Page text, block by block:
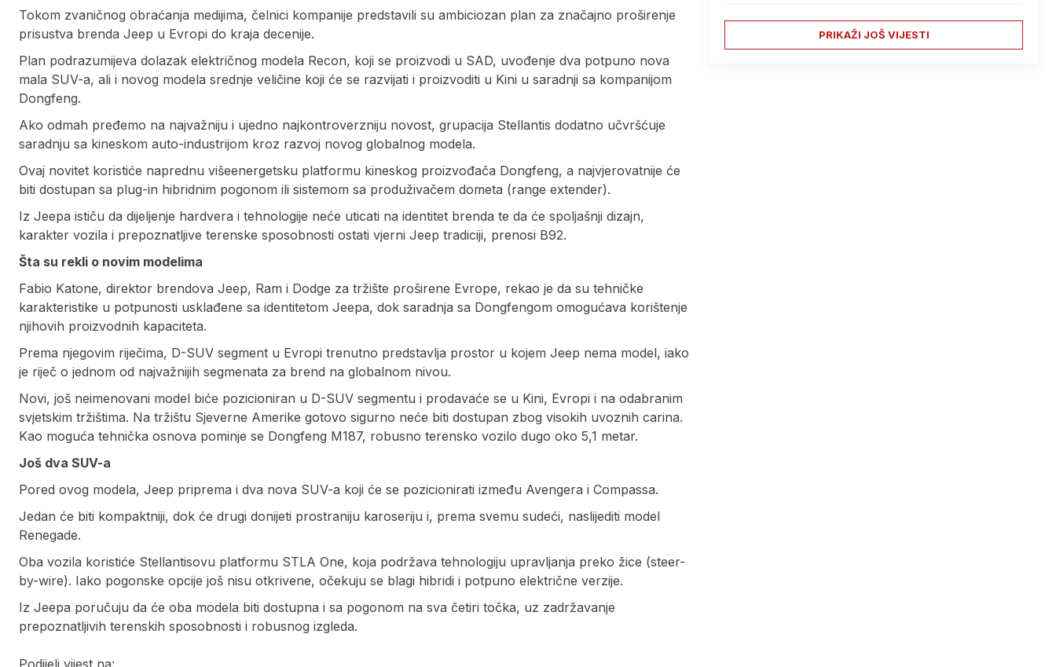
Tokom zvaničnog obraćanja medijima, čelnici kompanije predstavili su ambiciozan plan za značajno proširenje
prisustva brenda Jeep u Evropi do kraja decenije.
Plan podrazumijeva dolazak električnog modela Recon, koji se proizvodi u SAD, uvođenje dva potpuno nova
mala SUV-a, ali i novog modela srednje veličine koji će se razvijati i proizvoditi u Kini u saradnji sa kompanijom
Dongfeng.
Ako odmah pređemo na najvažniju i ujedno najkontroverzniju novost, grupacija Stellantis dodatno učvršćuje
saradnju sa kineskom auto-industrijom kroz razvoj novog globalnog modela.
Ovaj novitet koristiće naprednu višeenergetsku platformu kineskog proizvođača Dongfeng, a najvjerovatnije će
biti dostupan sa plug-in hibridnim pogonom ili sistemom sa produživačem dometa (range extender).
Iz Jeepa ističu da dijeljenje hardvera i tehnologije neće uticati na identitet brenda te da će spoljašnji dizajn,
karakter vozila i prepoznatljive terenske sposobnosti ostati vjerni Jeep tradiciji, prenosi B92.
Šta su rekli o novim modelima
Fabio Katone, direktor brendova Jeep, Ram i Dodge za tržište proširene Evrope, rekao je da su tehničke
karakteristike u potpunosti usklađene sa identitetom Jeepa, dok saradnja sa Dongfengom omogućava korištenje
njihovih proizvodnih kapaciteta.
Prema njegovim riječima, D-SUV segment u Evropi trenutno predstavlja prostor u kojem Jeep nema model, iako
je riječ o jednom od najvažnijih segmenata za brend na globalnom nivou.
Novi, još neimenovani model biće pozicioniran u D-SUV segmentu i prodavaće se u Kini, Evropi i na odabranim
svjetskim tržištima. Na tržištu Sjeverne Amerike gotovo sigurno neće biti dostupan zbog visokih uvoznih carina.
Kao moguća tehnička osnova pominje se Dongfeng M187, robusno terensko vozilo dugo oko 5,1 metar.
Još dva SUV-a
Pored ovog modela, Jeep priprema i dva nova SUV-a koji će se pozicionirati između Avengera i Compassa.
Jedan će biti kompaktniji, dok će drugi donijeti prostraniju karoseriju i, prema svemu sudeći, naslijediti model
Renegade.
Oba vozila koristiće Stellantisovu platformu STLA One, koja podržava tehnologiju upravljanja preko žice (steer-
by-wire). Iako pogonske opcije još nisu otkrivene, očekuju se blagi hibridi i potpuno električne verzije.
Iz Jeepa poručuju da će oba modela biti dostupna i sa pogonom na sva četiri točka, uz zadržavanje
prepoznatljivih terenskih sposobnosti i robusnog izgleda.
PRIKAŽI JOŠ VIJESTI